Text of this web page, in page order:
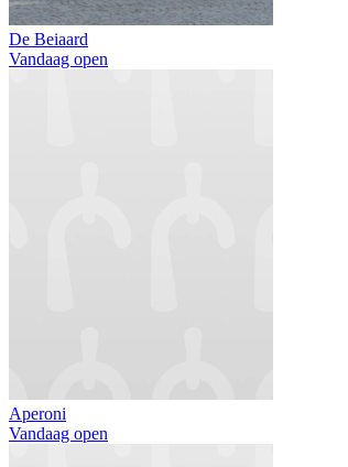
De Beiaard
Vandaag open
Aperoni
Vandaag open